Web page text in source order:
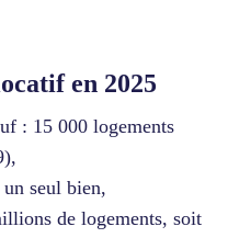
en 2025
: 15 000 logements
seul bien,
de logements, soit